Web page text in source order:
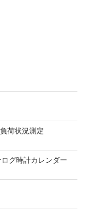
荷状況測定
グ時計カレンダー